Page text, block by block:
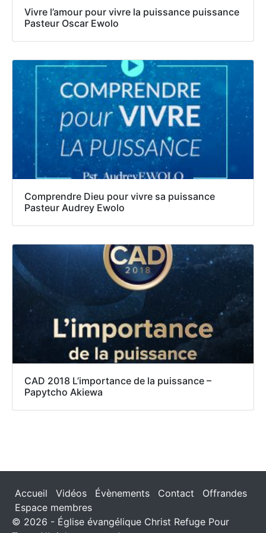
Vivre l’amour pour vivre la puissance puissance
Pasteur Oscar Ewolo
Comprendre Dieu pour vivre sa puissance
Pasteur Audrey Ewolo
CAD 2018 L’importance de la puissance –
Papytcho Akiewa
Accueil Vidéos Évènements Contact
Offrandes
Espace membres
© 2026 - Église évangélique Christ Refuge Pour